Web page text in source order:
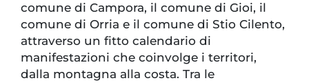
comune di Campora, il comune di Gioi, il
comune di Orria e il comune di Stio Cilento,
attraverso un fitto calendario di
manifestazioni che coinvolge i territori,
dalla montagna alla costa. Tra le